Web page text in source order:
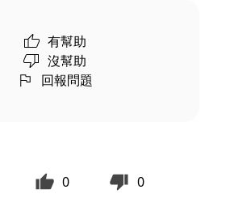
有幫助
沒幫助
回報問題
0 0